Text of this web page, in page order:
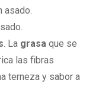
. La grasa que se
las fibras
terneza y sabor a